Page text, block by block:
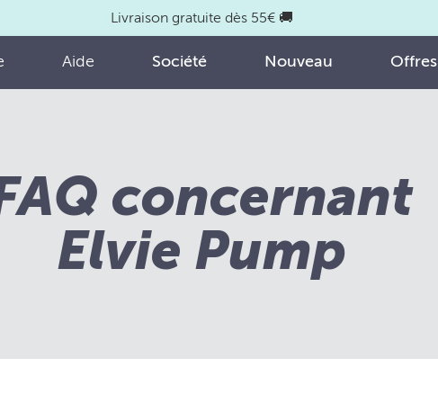
Livraison gratuite dès 55€ 🚚
Aide Société Nouveau Offres
concernant
Elvie Pump